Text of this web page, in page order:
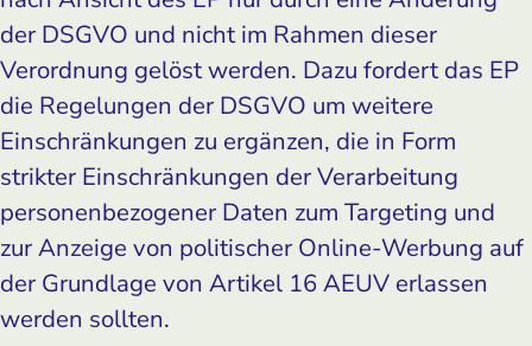
der DSGVO und nicht im Rahmen dieser
Verordnung gelöst werden. Dazu fordert das EP
die Regelungen der DSGVO um weitere
Einschränkungen zu ergänzen, die in Form
strikter Einschränkungen der Verarbeitung
personenbezogener Daten zum Targeting und
zur Anzeige von politischer Online-Werbung auf
der Grundlage von Artikel 16 AEUV erlassen
werden sollten.